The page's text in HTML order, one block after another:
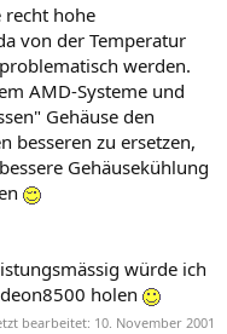
recht hohe
von der Temperatur
problematisch werden.
AMD-Systeme und
Gehäuse den
besseren zu ersetzen,
Gehäusekühlung
würde ich
holen
bearbeitet: 10. November 2001